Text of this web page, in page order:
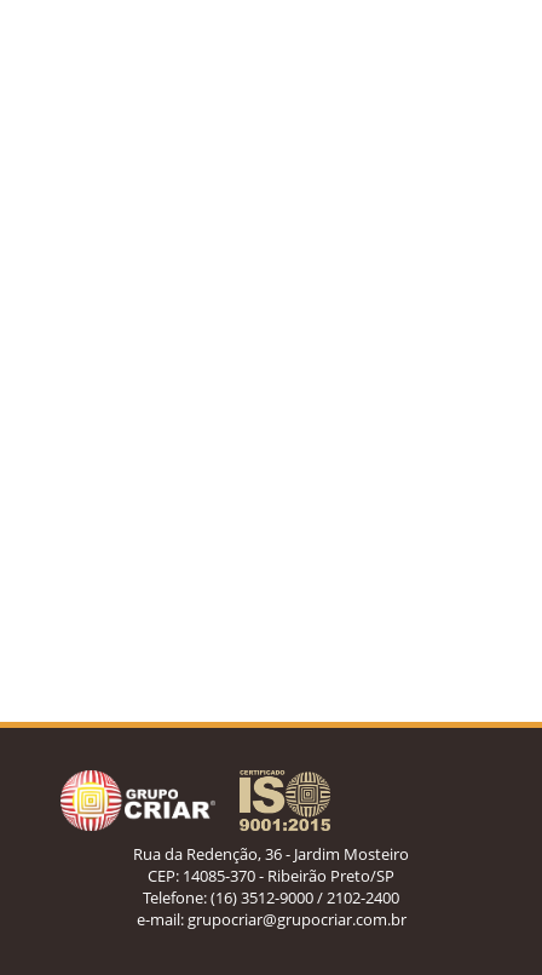
Rua da Redenção, 36 - Jardim Mosteiro
CEP: 14085-370 - Ribeirão Preto/SP
Telefone:(16) 3512-9000/2102-2400
e-mail:grupocriar@grupocriar.com.br